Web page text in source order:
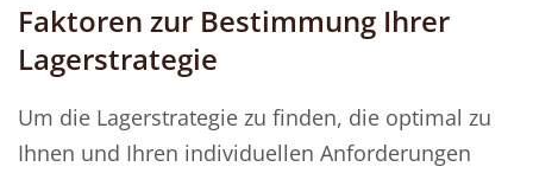
Faktoren zur Bestimmung Ihrer
Lagerstrategie
Um die Lagerstrategie zu finden, die optimal zu
Ihnen und Ihren individuellen Anforderungen